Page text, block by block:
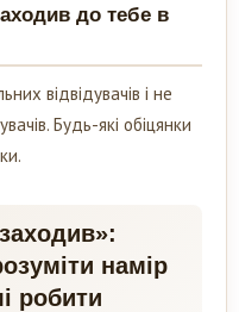
до тебе в
відвідувачів і не
Будь-які обіцянки
намір
робити